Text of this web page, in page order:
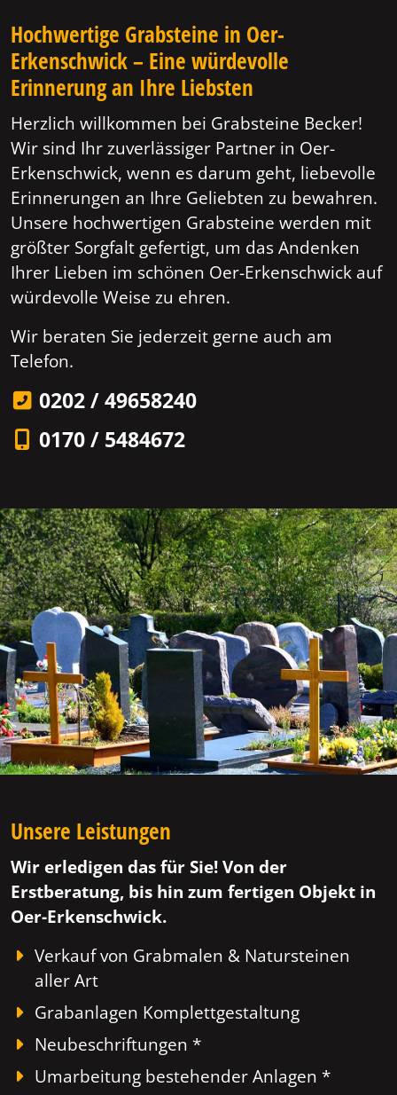
Hochwertige Grabsteine in Oer-
Erkenschwick – Eine würdevolle
Erinnerung an Ihre Liebsten
Herzlich willkommen bei Grabsteine Becker!
Wir sind Ihr zuverlässiger Partner in Oer-
Erkenschwick, wenn es darum geht, liebevolle
Erinnerungen an Ihre Geliebten zu bewahren.
Unsere hochwertigen Grabsteine werden mit
größter Sorgfalt gefertigt, um das Andenken
Ihrer Lieben im schönen Oer-Erkenschwick auf
würdevolle Weise zu ehren.
Wir beraten Sie jederzeit gerne auch am
Telefon.
0202 / 49658240
0170 / 5484672
Unsere Leistungen
Wir erledigen das für Sie! Von der
Erstberatung, bis hin zum fertigen Objekt in
Oer-Erkenschwick.
Verkauf von Grabmalen & Natursteinen
aller Art
Grabanlagen Komplettgestaltung
Neubeschriftungen *
Umarbeitung bestehender Anlagen *